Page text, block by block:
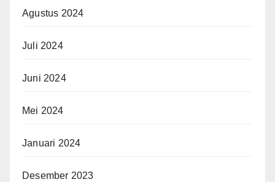
Agustus 2024
Juli 2024
Juni 2024
Mei 2024
Januari 2024
Desember 2023